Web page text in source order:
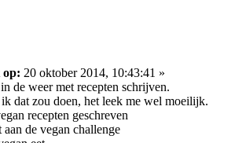
op: 20 oktober 2014, 10:43:41 »
de weer met recepten schrijven.
dat zou doen, het leek me wel moeilijk.
recepten geschreven
de vegan challenge